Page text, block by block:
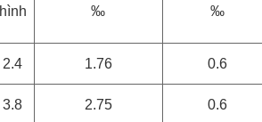
hình
‰
‰
2.4 1.76 0.6
3.8 2.75 0.6